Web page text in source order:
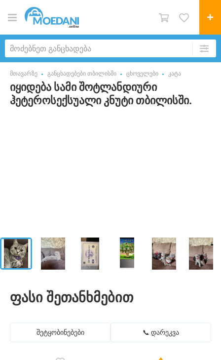
მთავარზე განცხადებები თბილისში ცხოველები კატა
იყიდება სამი შოტლანდიური
ჰეტეროსექსუალი კნუტი თბილისში.
ფასი შეთანხმებით
შეტყობინებები 📞 დარეკვა